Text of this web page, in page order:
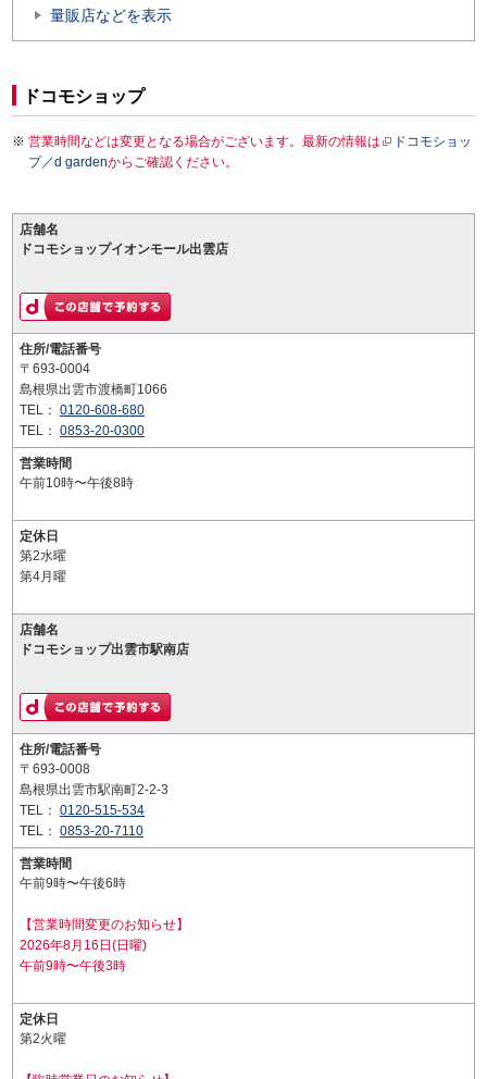
量販店などを表示
ドコモショップ
営業時間などは変更となる場合がございます。最新の情報は
ドコモショッ
プ／d gardenからご確認ください。
店舗名
ドコモショップイオンモール出雲店
住所/電話番号
〒693-0004
島根県出雲市渡橋町1066
TEL： 0120-608-680
TEL： 0853-20-0300
営業時間
午前10時〜午後8時
定休日
第2水曜
第4月曜
店舗名
ドコモショップ出雲市駅南店
住所/電話番号
〒693-0008
島根県出雲市駅南町2-2-3
TEL： 0120-515-534
TEL： 0853-20-7110
営業時間
午前9時〜午後6時
【営業時間変更のお知らせ】
2026年8月16日(日曜)
午前9時〜午後3時
定休日
第2火曜